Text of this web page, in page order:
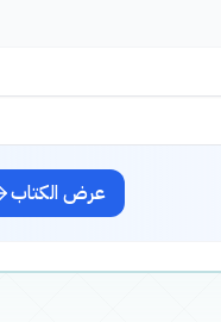
عرض الكتاب